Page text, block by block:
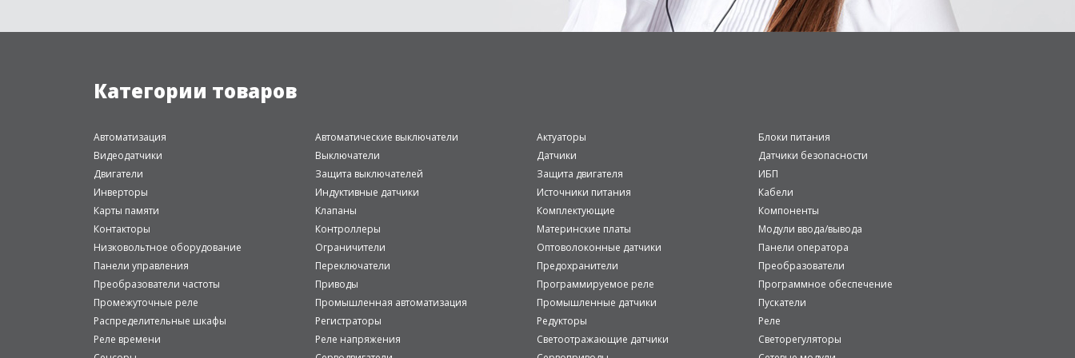
Категории товаров
Автоматизация Автоматические выключатели Актуаторы
Блоки питания
Видеодатчики
Выключатели Датчики
Датчики безопасности
Двигатели
Защита выключателей Защита двигателя
ИБП
Инверторы
Индуктивные датчики Источники питания
Кабели
Карты памяти
Клапаны Комплектующие
Компоненты
Контакторы
Контроллеры Материнские платы
Модули ввода/вывода
Низковольтное оборудование
Ограничители Оптоволоконные датчики
Панели оператора
Панели управления
Переключатели Предохранители
Преобразователи
Преобразователи частоты
Приводы Программируемое реле
Программное обеспечение
Промежуточные реле
Промышленная автоматизация Промышленные датчики
Пускатели
Распределительные шкафы
Регистраторы Редукторы
Реле
Реле времени
Реле напряжения Светоотражающие датчики
Светорегуляторы